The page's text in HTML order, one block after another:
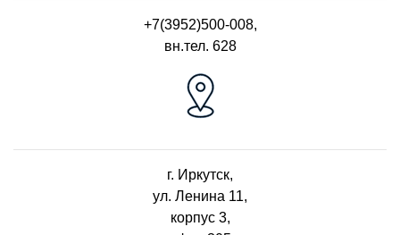
+7(3952)500-008,
вн.тел. 628
г. Иркутск,
ул. Ленина 11,
корпус 3,